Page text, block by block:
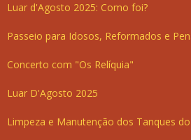
Luar d'Agosto 2025: Como foi?
Passeio para Idosos, Reformados e
Concerto com "Os Relíquia"
Luar D'Agosto 2025
Limpeza e Manutenção dos Tanques